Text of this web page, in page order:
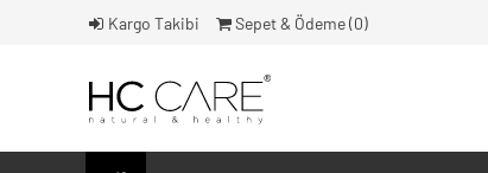
Kargo Takibi Sepet & Ödeme ( 0)